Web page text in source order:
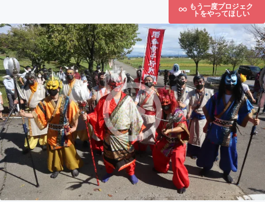
もう一度プロジェク
トをやってほしい